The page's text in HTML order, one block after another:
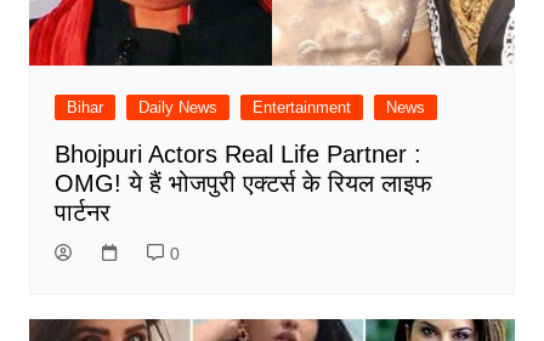
Bihar Daily News Entertainment News
Bhojpuri Actors Real Life Partner :
OMG! ये हैं भोजपुरी एक्टर्स के रियल लाइफ
पार्टनर
0